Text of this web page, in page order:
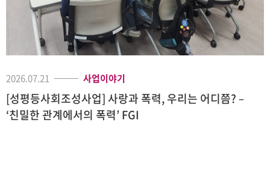
2026.07.21 사업이야기
[성평등사회조성사업] 사랑과 폭력, 우리는 어디쯤? –
‘친밀한 관계에서의 폭력’ FGI